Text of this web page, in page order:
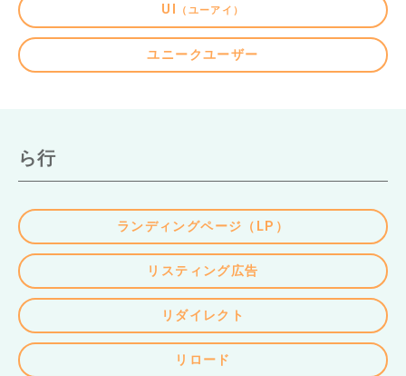
UI （ユーアイ）
ユニークユーザー
ら行
ランディングページ（LP）
リスティング広告
リダイレクト
リロード